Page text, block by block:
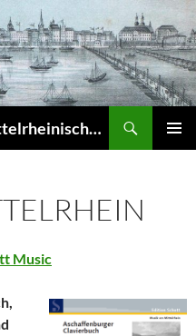
Arbeitsgemeinschaft für mittelrheinische Musikgeschichte e.V. – Musikgeschichte am Mittelrhein (MuGeMiR)
Music